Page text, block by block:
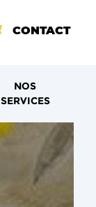
CONTACT
NOS
SERVICES